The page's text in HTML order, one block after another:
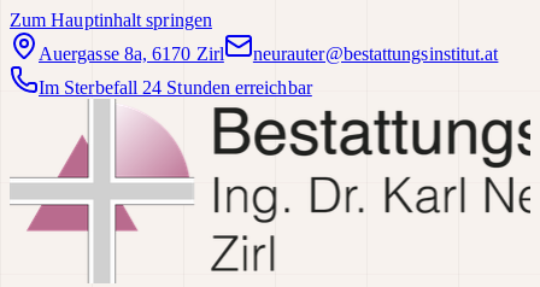
Zum Hauptinhalt springen
Auergasse 8a, 6170 Zirl
neurauter@bestattungsinstitut.at
Im Sterbefall 24 Stunden erreichbar